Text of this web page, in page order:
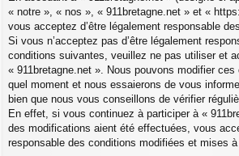
« notre », « nos », « 911bretagne.net » et «
vous acceptez d’être légalement responsable
Si vous n’acceptez pas d’être légalement
conditions suivantes, veuillez ne pas utiliser et
« 911bretagne.net ». Nous pouvons modifier ces
quel moment et nous essaierons de vous
bien que nous vous conseillons de vérifier
En effet, si vous continuez à participer à «
des modifications aient été effectuées, vous
responsable des conditions modifiées et mises à